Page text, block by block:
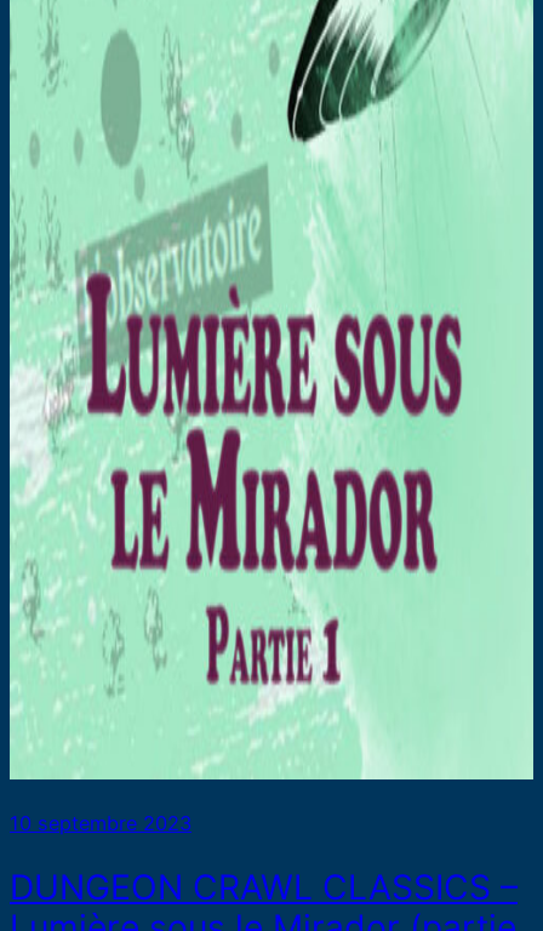
10 septembre 2023
DUNGEON CRAWL CLASSICS –